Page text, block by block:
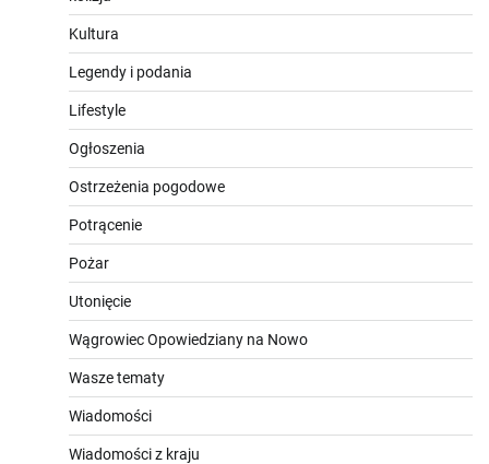
Kultura
Legendy i podania
Lifestyle
Ogłoszenia
Ostrzeżenia pogodowe
Potrącenie
Pożar
Utonięcie
Wągrowiec Opowiedziany na Nowo
Wasze tematy
Wiadomości
Wiadomości z kraju